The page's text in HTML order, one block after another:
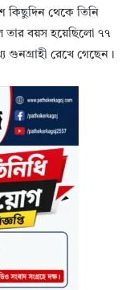
কিছুদিন থেকে তিনি
তার বয়স হয়েছিলো ৭৭
গুনগ্রাহী রেখে গেছেন।